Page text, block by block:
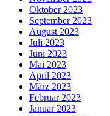
Oktober 2023
September 2023
August 2023
Juli 2023
Juni 2023
Mai 2023
April 2023
März 2023
Februar 2023
Januar 2023